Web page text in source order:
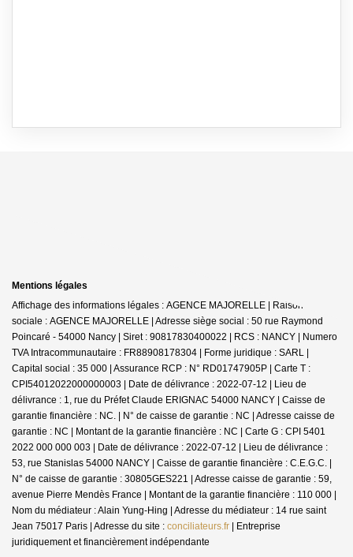
Mentions légales
Affichage des informations légales : AGENCE MAJORELLE | Raison
sociale : AGENCE MAJORELLE | Adresse siège social : 50 rue Raymond
Poincaré - 54000 Nancy | Siret : 90817830400022 | RCS : NANCY | Numero
TVA Intracommunautaire : FR88908178304 | Forme juridique : SARL |
Capital social : 35 000 | Assurance RCP : N° RD01747905P | Carte T :
CPI54012022000000003 | Date de délivrance : 2022-07-12 | Lieu de
délivrance : 1, rue du Préfet Claude ERIGNAC 54000 NANCY | Caisse de
garantie financière : NC. | N° de caisse de garantie : NC | Adresse caisse de
garantie : NC | Montant de la garantie financière : NC | Carte G : CPI 5401
2022 000 000 003 | Date de délivrance : 2022-07-12 | Lieu de délivrance :
53, rue Stanislas 54000 NANCY | Caisse de garantie financière : C.E.G.C. |
N° de caisse de garantie : 30805GES221 | Adresse caisse de garantie : 59,
avenue Pierre Mendès France | Montant de la garantie financière : 110 000 |
Nom du médiateur : Alain Yung-Hing | Adresse du médiateur : 14 rue saint
Jean 75017 Paris | Adresse du site : conciliateurs.fr | Entreprise
juridiquement et financièrement indépendante